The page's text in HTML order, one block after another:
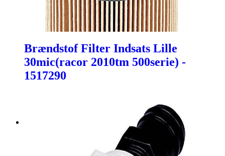
Brændstof Filter Indsats Lille
30mic(racor 2010tm 500serie) -
1517290